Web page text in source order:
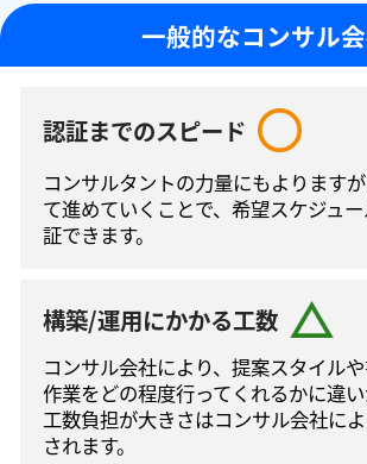
一般的なコンサル
認証までのスピード
コンサルタントの⼒量にもよります
て進めていくことで、希望スケジュ
証できます。
構築/運用にかかる工数
コンサル会社により、提案スタイル
作業をどの程度⾏ってくれるかに違い
工数負担が大きさはコンサル会社に
されます。